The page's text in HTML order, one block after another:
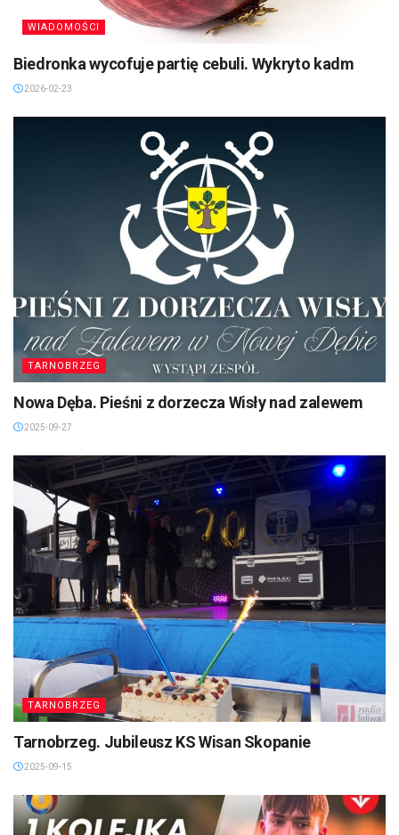
WIADOMOŚCI
Biedronka wycofuje partię cebuli. Wykryto kadm
2026-02-23
TARNOBRZEG
Nowa Dęba. Pieśni z dorzecza Wisły nad zalewem
2025-09-27
TARNOBRZEG
Tarnobrzeg. Jubileusz KS Wisan Skopanie
2025-09-15